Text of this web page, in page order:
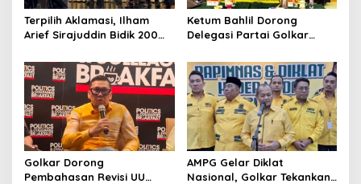
Terpilih Aklamasi, Ilham
Arief Sirajuddin Bidik 200
Pemilu 2029
Ketum Bahlil Dorong
Delegasi Partai Golkar
Ngabalin Belajar Hilirisasi
Hingga Industrialisasi dari
China
Golkar Dorong
Pembahasan Revisi UU
AMPG Gelar Diklat
Nasional, Golkar Tekankan